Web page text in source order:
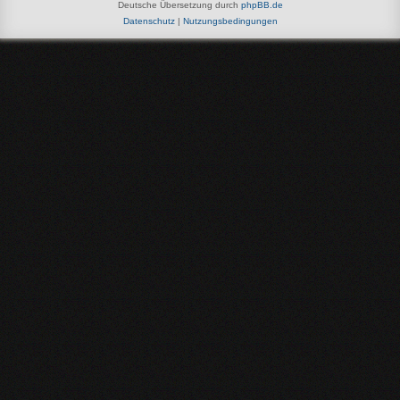
Deutsche Übersetzung durch phpBB.de
Datenschutz| Nutzungsbedingungen